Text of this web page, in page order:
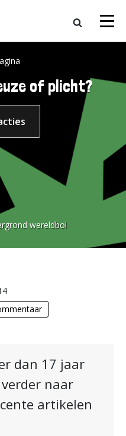
of plicht?
wereldbol
dan 17 jaar
naar
artikelen